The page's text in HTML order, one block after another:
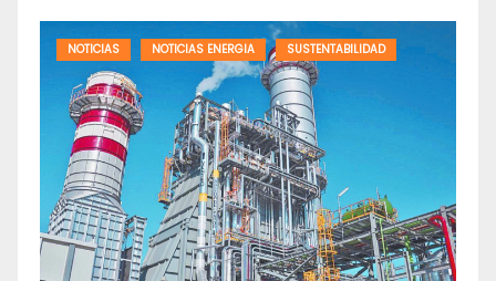
NOTICIAS NOTICIAS ENERGIA SUSTENTABILIDAD